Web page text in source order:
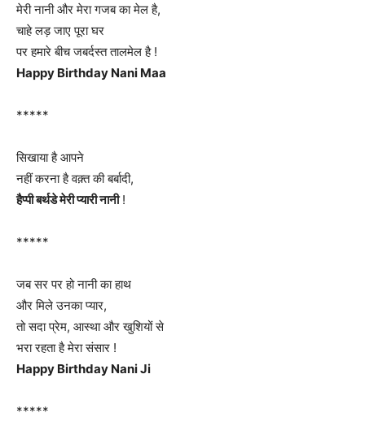
मेरी नानी और मेरा गजब का मेल है,
चाहे लड़ जाए पूरा घर
पर हमारे बीच जबर्दस्त तालमेल है !
Happy Birthday Nani Maa
*****
सिखाया है आपने
नहीं करना है वक़्त की बर्बादी,
हैप्पी बर्थडे मेरी प्यारी नानी!
*****
जब सर पर हो नानी का हाथ
और मिले उनका प्यार,
तो सदा प्रेम, आस्था और खुशियों से
भरा रहता है मेरा संसार !
Happy Birthday Nani Ji
*****